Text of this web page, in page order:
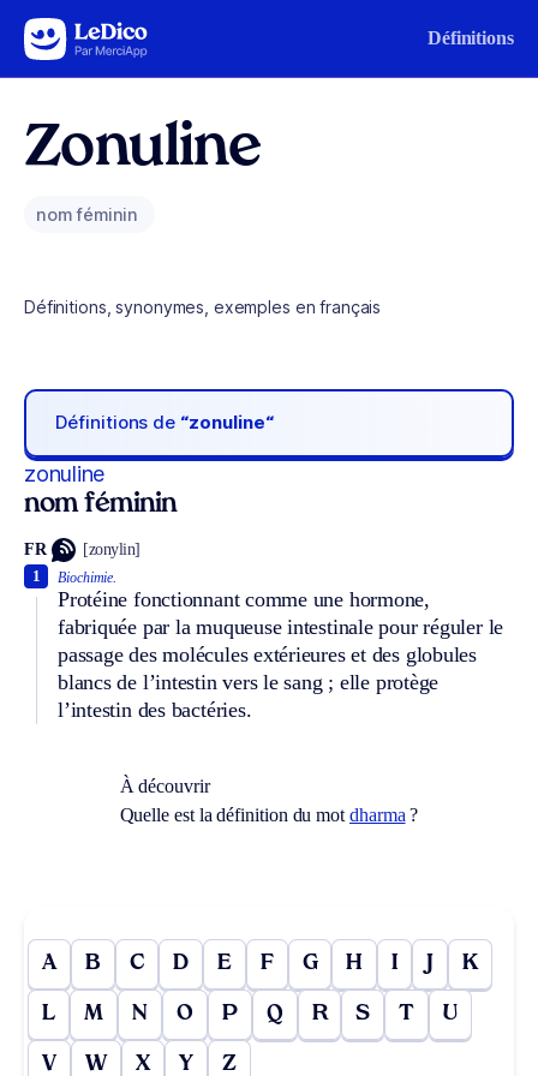
Aller au contenu Définitions
Zonuline
nom féminin
Définitions, synonymes, exemples en français
Définitions de “zonuline“
zonuline
nom féminin
FR [zonylin]
Biochimie.
Protéine fonctionnant comme une hormone,
fabriquée par la muqueuse intestinale pour réguler le
passage des molécules extérieures et des globules
blancs de l’intestin vers le sang ; elle protège
l’intestin des bactéries.
1
À découvrir
Quelle est la définition du motdharma ?
A B C D E F G H I J K
L M N O P Q R S T U
V W X Y Z